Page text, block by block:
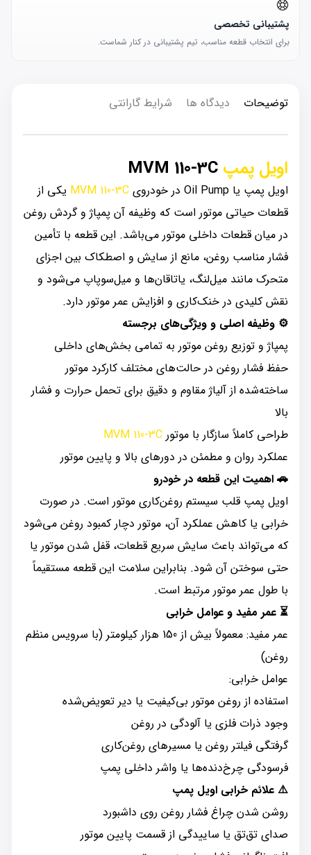
پشتیبانی تخصصی
برای انتخاب قطعه مناسب، تیم پشتیبانی در کنار شماست.
توضیحات دیدگاه ها شرایط گارانتی
اویل پمپ MVM 110-3C
اویل پمپ یا Oil Pump در خودروی MVM 110-3C یکی از
قطعات حیاتی موتور است که وظیفه آن پمپاژ و گردش روغن
در میان قطعات داخلی موتور می‌باشد. این قطعه با تأمین
فشار مناسب روغن، مانع از سایش و اصطکاک بین اجزای
متحرک مانند میل‌لنگ، یاتاقان‌ها و میل‌سوپاپ می‌شود و
نقش کلیدی در خنک‌کاری و افزایش عمر موتور دارد.
⚙️ وظیفه اصلی و ویژگی‌های برجسته
پمپاژ و توزیع روغن موتور به تمامی بخش‌های داخلی
حفظ فشار روغن در حالت‌های مختلف کارکرد موتور
ساخته‌شده از آلیاژ مقاوم و دقیق برای تحمل حرارت و فشار
بالا
طراحی کاملاً سازگار با موتور MVM 110-3C
عملکرد روان و مطمئن در دورهای بالا و پایین موتور
🚗 اهمیت این قطعه در خودرو
اویل پمپ قلب سیستم روغن‌کاری موتور است. در صورت
خرابی یا کاهش عملکرد آن، موتور دچار کمبود روغن می‌شود
که می‌تواند باعث سایش سریع قطعات، قفل شدن موتور یا
حتی سوختن آن شود. بنابراین سلامت این قطعه مستقیماً
با طول عمر موتور مرتبط است.
⏳ عمر مفید و عوامل خرابی
عمر مفید: معمولاً بیش از 150 هزار کیلومتر (با سرویس منظم
روغن)
عوامل خرابی:
استفاده از روغن موتور بی‌کیفیت یا دیر تعویض‌شده
وجود ذرات فلزی یا آلودگی در روغن
گرفتگی فیلتر روغن یا مسیرهای روغن‌کاری
فرسودگی چرخ‌دنده‌ها یا واشر داخلی پمپ
⚠️ علائم خرابی اویل پمپ
روشن شدن چراغ فشار روغن روی داشبورد
صدای تق‌تق یا ساییدگی از قسمت پایین موتور